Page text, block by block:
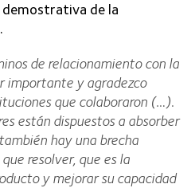
demostrativa de la
de relacionamiento con la
importante y agradezco
que colaboraron (…).
están dispuestos a absorber
hay una brecha
resolver, que es la
y mejorar su capacidad